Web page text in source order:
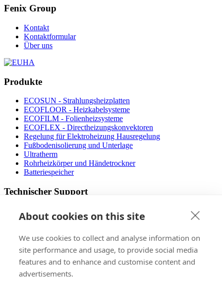
Fenix Group
Kontakt
Kontaktformular
Über uns
Produkte
ECOSUN - Strahlungsheizplatten
ECOFLOOR - Heizkabelsysteme
ECOFILM - Folienheizsysteme
ECOFLEX - Directheizungskonvektoren
Regelung für Elektroheizung Hausregelung
Fußbodenisolierung und Unterlage
Ultratherm
Rohrheizkörper und Händetrockner
Batteriespeicher
Technischer Support
Betriebsanleitung
Dateien zum Download
Die operativen Kosten
FAQ
Video mit dem Montagevorgang
Zertifizierungs
About cookies on this site
We use cookies to collect and analyse information on
site performance and usage, to provide social media
features and to enhance and customise content and
advertisements.